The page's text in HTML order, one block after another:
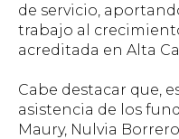
de servicio,
trabajo al
acreditada en Alta
Cabe destacar que,
asistencia de los
Maury, Nulvia